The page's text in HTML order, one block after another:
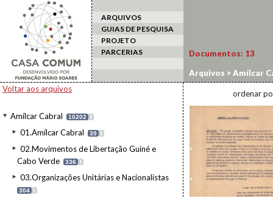
ARQUIVOS
GUIAS DE PESQUISA
PROJETO
PARCERIAS
Voltar aos arquivos
Amílcar Cabral 10202 I
01.Amílcar Cabral 39 I
02.Movimentos de Libertação Guiné e
Cabo Verde
336 I
03.Organizações Unitárias e Nacionalistas
304 I
Documentos: 13
Arquivos >Amílcar
Asiáticos
ordenar